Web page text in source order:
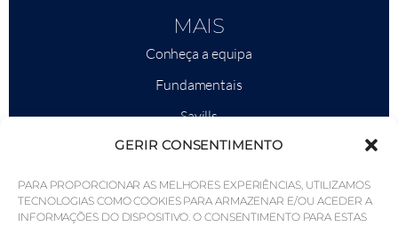
GERIR CONSENTIMENTO
PARA PROPORCIONAR AS MELHORES EXPERIÊNCIAS, UTILIZAMOS
TECNOLOGIAS COMO COOKIES PARA ARMAZENAR E/OU ACEDER A
INFORMAÇÕES DO DISPOSITIVO. O CONSENTIMENTO PARA ESTAS
MAIS
Conheça a equipa
Fundamentais
Savills
Inteligência de mercado
Porquê a QP Savills?
Notícias e Eventos